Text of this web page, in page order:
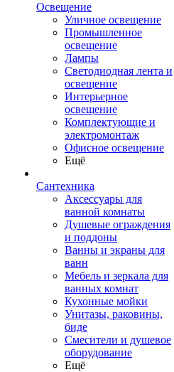
Освещение
Уличное освещение
Промышленное
освещение
Лампы
Светодиодная лента и
освещение
Интерьерное
освещение
Комплектующие и
электромонтаж
Офисное освещение
Ещё
Сантехника
Аксессуары для
ванной комнаты
Душевые ограждения
и поддоны
Ванны и экраны для
ванн
Мебель и зеркала для
ванных комнат
Кухонные мойки
Унитазы, раковины,
биде
Смесители и душевое
оборудование
Ещё